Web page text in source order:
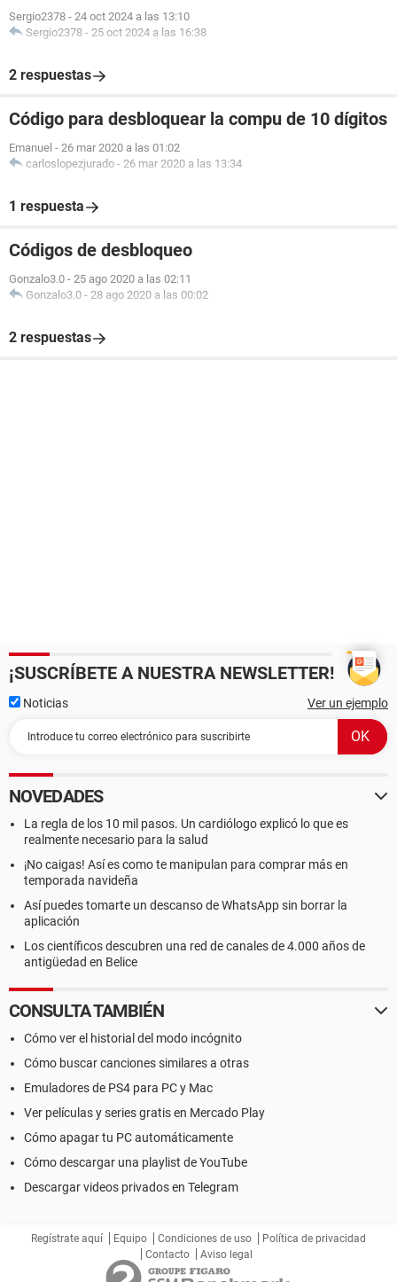
Sergio2378 - 24 oct 2024 a las 13:10
Sergio2378 - 25 oct 2024 a las 16:38
2 respuestas
Código para desbloquear la compu de 10 dígitos
Emanuel - 26 mar 2020 a las 01:02
carloslopezjurado - 26 mar 2020 a las 13:34
1 respuesta
Códigos de desbloqueo
Gonzalo3.0 - 25 ago 2020 a las 02:11
Gonzalo3.0 - 28 ago 2020 a las 00:02
2 respuestas
¡SUSCRÍBETE A NUESTRA NEWSLETTER!
Noticias Ver un ejemplo
NOVEDADES
La regla de los 10 mil pasos. Un cardiólogo explicó lo que es
realmente necesario para la salud
¡No caigas! Así es como te manipulan para comprar más en
temporada navideña
Así puedes tomarte un descanso de WhatsApp sin borrar la
aplicación
Los científicos descubren una red de canales de 4.000 años de
antigüedad en Belice
CONSULTA TAMBIÉN
Cómo ver el historial del modo incógnito
Cómo buscar canciones similares a otras
Emuladores de PS4 para PC y Mac
Ver películas y series gratis en Mercado Play
Cómo apagar tu PC automáticamente
Cómo descargar una playlist de YouTube
Descargar videos privados en Telegram
Regístrate aquí Equipo Condiciones de uso
Política de privacidad
Contacto
Aviso legal